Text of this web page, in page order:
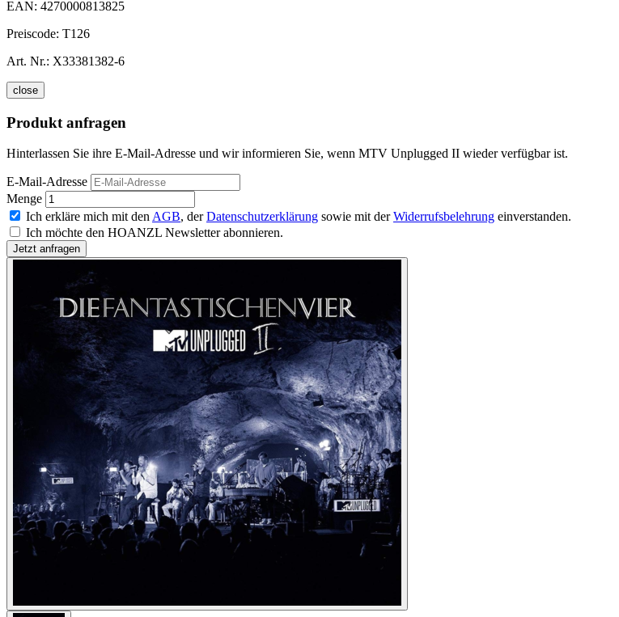
EAN: 4270000813825
Preiscode: T126
Art. Nr.: X33381382-6
close
Produkt anfragen
Hinterlassen Sie ihre E-Mail-Adresse und wir informieren Sie, wenn MTV Unplugged II wieder verfügbar ist.
E-Mail-Adresse
Menge
Ich erkläre mich mit den AGB, derDatenschutzerklärung sowie mit derWiderrufsbelehrung einverstanden.
Ich möchte den HOANZL Newsletter abonnieren.